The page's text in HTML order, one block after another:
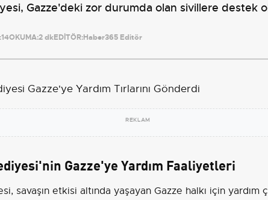
Gazze'deki zor durumda olan sivillere destek
OKUMA:2 dkEDİTÖR:Haber365 Editör
REKLAM
Gazze'ye Yardım Faaliyetleri
savaşın etkisi altında yaşayan Gazze halkı için yardım